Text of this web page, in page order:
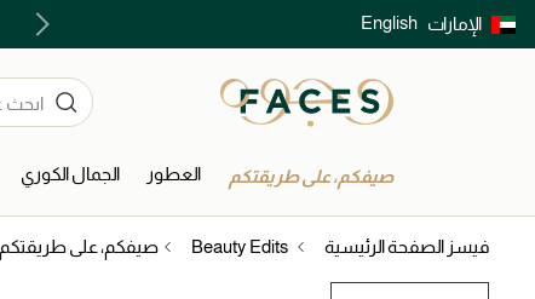
الإمارات English
توصيل سريع على جميع الطلبات ما فوق 299 درهم
صيفكم، على طريقتكم العطور الجمال الكوري
فيسز الصفحة الرئيسية Beauty Edits صيفكم، على طريقتكم